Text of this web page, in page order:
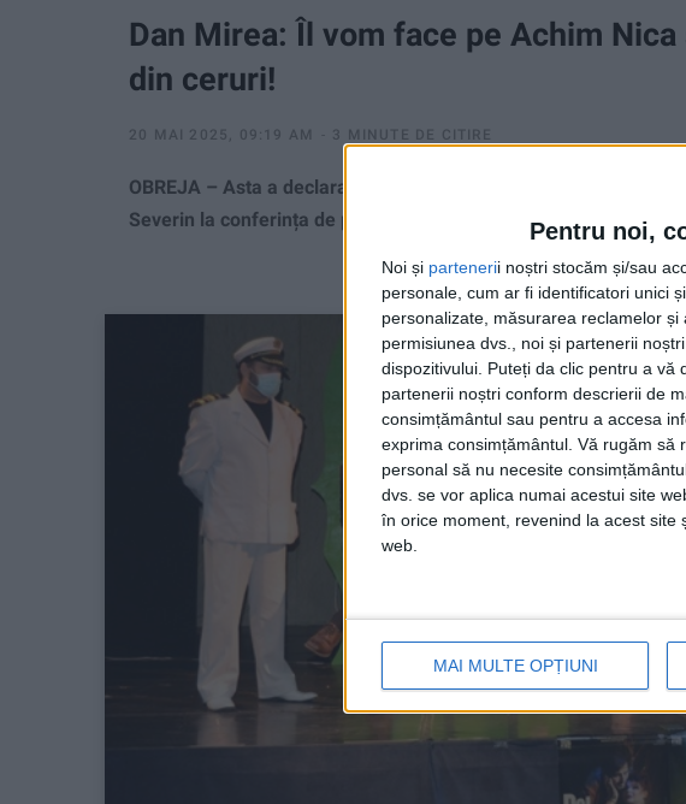
Pentru noi,
Noi și partenerii noștri stocăm și/sau
personale, cum ar fi identificatori unici
personalizate, măsurarea reclamelor
permisiunea dvs., noi și partenerii
dispozitivului. Puteți da clic pentru a
partenerii noștri conform descrierii de
consimțământul sau pentru a accesa
exprima consimțământul. Vă rugăm să
personal să nu necesite
dvs. se vor aplica numai acestui site
în orice moment, revenind la acest site
web.
MAI MULTE OPȚIUNI
Dan Mirea: Îl vom face pe Achim Nica
din ceruri!
20 MAI 2025, 09:19 AM 3 MINUTE DE CITIRE
OBREJA – Asta a declarat managerul interimar al Centrului
Severin la conferința de presă dedicată Festivalului Național